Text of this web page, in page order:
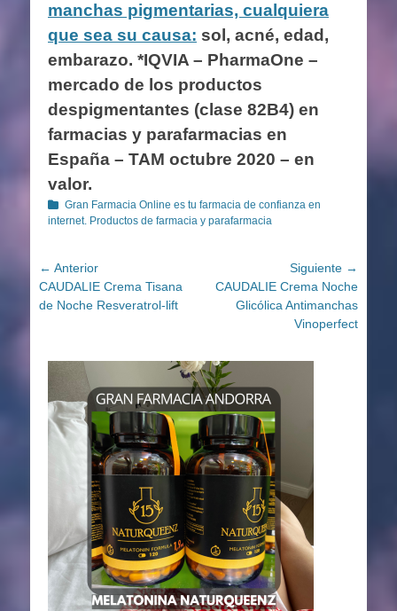
manchas pigmentarias, cualquiera
que sea su causa: sol, acné, edad,
embarazo. *IQVIA – PharmaOne –
mercado de los productos
despigmentantes (clase 82B4) en
farmacias y parafarmacias en
España – TAM octubre 2020 – en
valor.
Categorías
Gran Farmacia Online es tu farmacia de confianza en
internet. Productos de farmacia y parafarmacia
Navegación
de
entradas
← Anterior
Entrada
anterior:
CAUDALIE Crema Tisana
de Noche Resveratrol-lift
Siguiente →
Entrada
siguiente:
CAUDALIE Crema Noche
Glicólica Antimanchas
Vinoperfect